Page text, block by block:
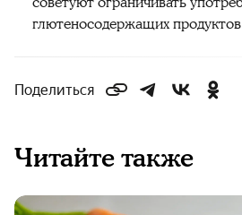
глютеносодержащих
Поделиться
Читайте также